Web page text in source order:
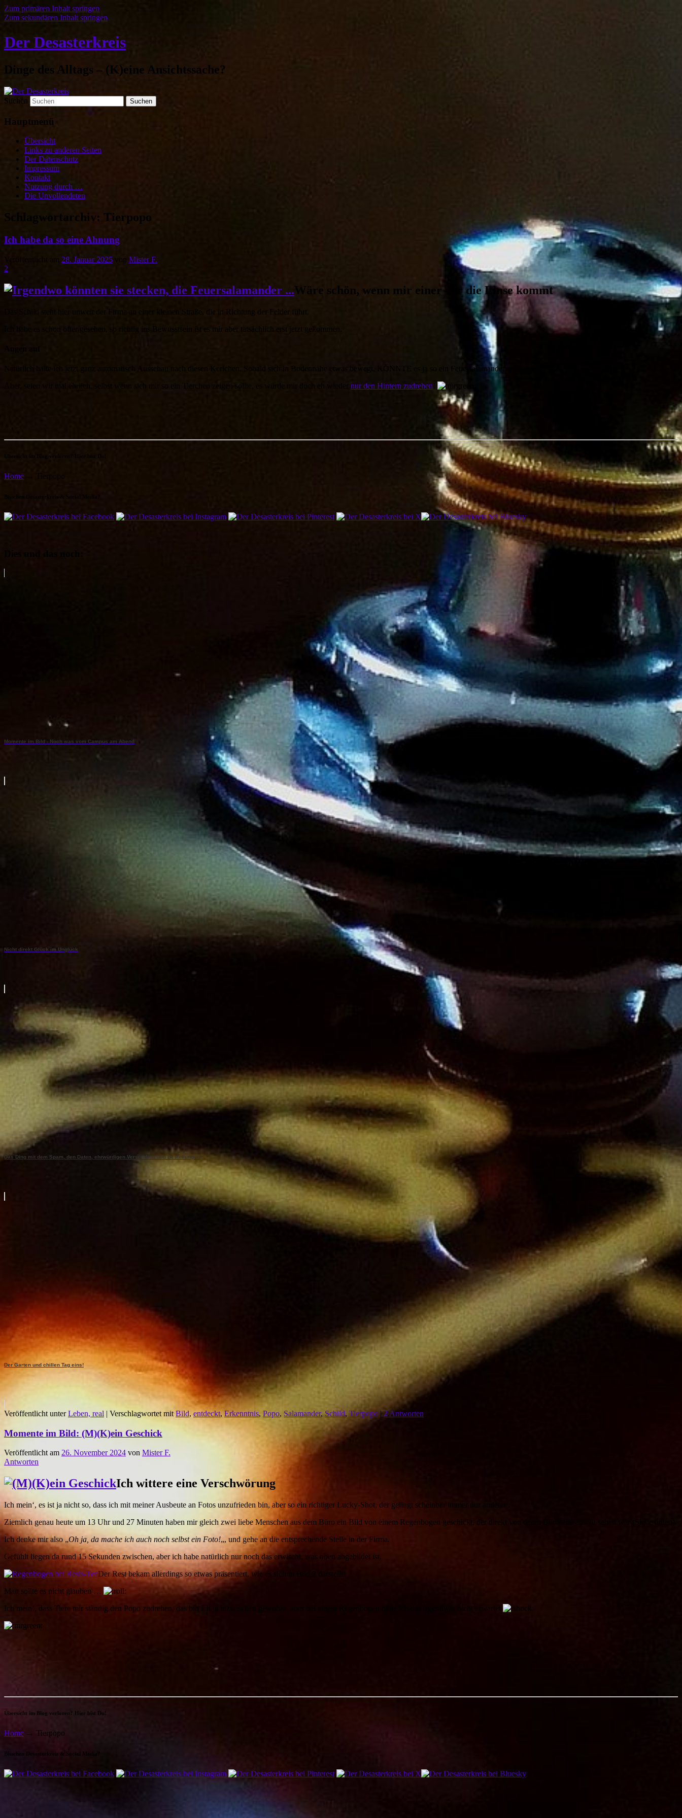
Zum primären Inhalt springen
Zum sekundären Inhalt springen
Der Desasterkreis
Dinge des Alltags – (K)eine Ansichtssache?
Suchen
Hauptmenü
Übersicht
Links zu anderen Seiten
Der Datenschutz
Impressum
Kontakt
Nutzung durch …
Die Unvollendeten
Schlagwortarchiv: Tierpopo
Ich habe da so eine Ahnung
28. Januar 2025 von Mister F.
2
Wäre schön, wenn mir einer vor die Linse kommt
Das Schild steht hier unweit der Firma an einer kleinen Straße, die in Richtung der Felder führt.
Ich habe es schon öfter gesehen, so richtig ins Bewusstsein ist es mir aber tatsächlich erst jetzt gekommen.
Natürlich halte ich jetzt ganz automatisch Ausschau nach diesen Kerlchen. Sobald sich in Bodennähe etwas bewegt, KÖNNTE es ja so ein Feuersalamander sein, gell?
Aber, seien wir mal ehrlich, selbst wenn sich mir so ein Tierchen zeigen sollte, es würde mir doch eh wieder nur den Hintern zudrehen
Übersicht im Blog verloren? Hier bist Du!
Home
Bisschen Desasterkreis & Social Media?
Momente im Bild - Noch was vom Campus am Abend
Nicht direkt Glück im Unglück
Das Ding mit dem Spam, den Daten, ehrwürdigen Versendern und Bestellungen
Der Garten und chillen Tag eins!
Veröffentlicht unter Leben, real | Verschlagwortet mit Bild,entdeckt,Erkenntnis, Popo, Salamander,Schild, Tierpopo |2Antworten
Momente im Bild: (M)(K)ein Geschick
Veröffentlicht am 26. November 2024 von Mister F.
Antworten
Ich wittere eine Verschwörung
Ich mein‘, es ist ja nicht so, dass ich mit meiner Ausbeute an Fotos unzufrieden bin, aber so ein richtiger Lucky-Shot, der gelingt scheinbar immer nur anderen.
Ziemlich genau heute um 13 Uhr und 27 Minuten haben mir gleich zwei liebe Menschen aus dem Büro ein Bild von einem Regenbogen geschickt, der direkt von deren Büroseite aus zu sehen war (Siehe unten).
Ich denke mir also „Oh ja, da mache ich auch noch selbst ein Foto!„, und gehe an die entsprechende Stelle in der Firma.
Gefühlt liegen da rund 15 Sekunden zwischen, aber ich habe natürlich nur noch das erwischt, was oben abgebildet ist.
Der Rest bekam allerdings so etwas präsentiert, wie es sich in Bild 2 darstellt!
Man sollte es nicht glauben …
Ich mein‘, dass Tiere mir ständig den Popo zudrehen, das bin ich ja inzwischen gewohnt, aber bei einem Regenbogen hätte ich das irgendwie nicht erwartet
Übersicht im Blog verloren? Hier bist Du!
Home → Tierpopo
Bisschen Desasterkreis & Social Media?